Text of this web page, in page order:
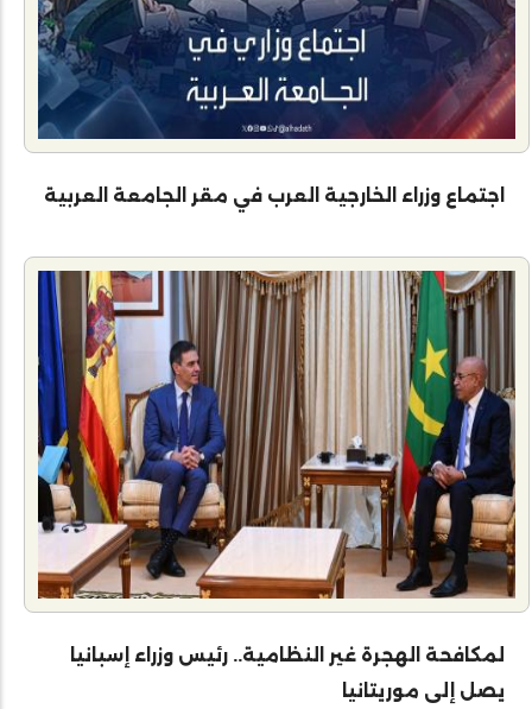
اجتماع وزراء الخارجية العرب في مقر الجامعة العربية
لمكافحة الهجرة غير النظامية.. رئيس وزراء إسبانيا
يصل إلى موريتانيا